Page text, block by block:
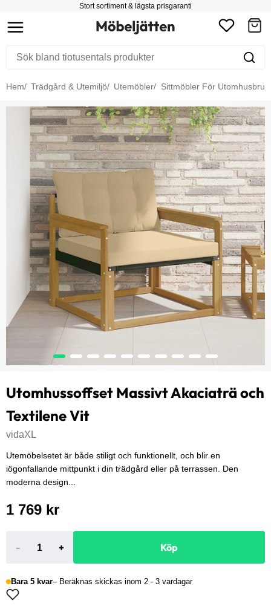
Stort sortiment & lägsta prisgaranti
Hem Trädgård & Utemiljö Utemöbler Sittmöbler För Utomhusbruk
Utomhussoffset Massivt Akaciaträ och
Textilene Vit
vidaXL
Utemöbelsetet är både stiligt och funktionellt, och blir en
iögonfallande mittpunkt i din trädgård eller på terrassen. Den
moderna design...
1 769 kr
- + Köp
Bara 5 kvar Beräknas skickas inom 2 - 3 vardagar